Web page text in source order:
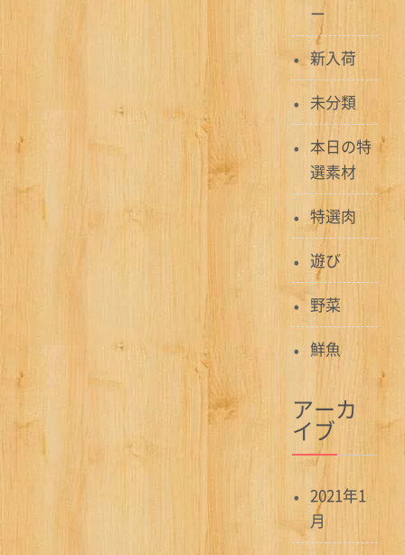
ー
新入荷
未分類
本日の特
選素材
特選肉
遊び
野菜
鮮魚
アーカ
イブ
2021年1
月